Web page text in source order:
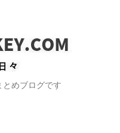
とめブログです